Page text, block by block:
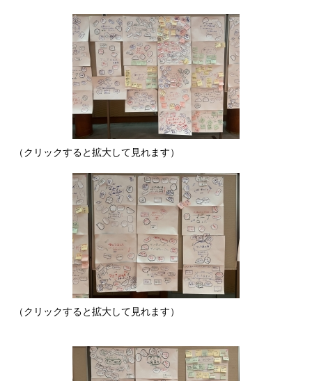
（クリックすると拡大して見れます）
（クリックすると拡大して見れます）